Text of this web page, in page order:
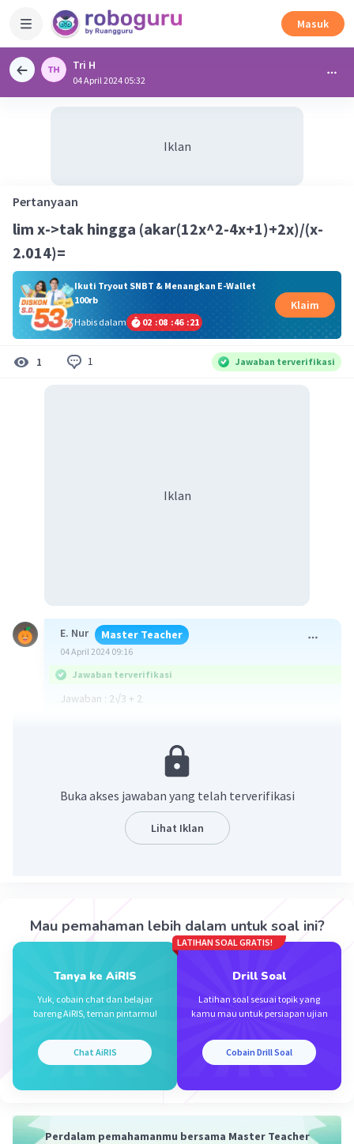
Masuk
Tri H
04 April 2024 05:32
Iklan
Pertanyaan
lim x->tak hingga (akar(12x^2-4x+1)+2x)/(x-
2.014)=
Ikuti Tryout SNBT & Menangkan E-Wallet
100rb
Habis dalam
02 :08 :46 :21
Klaim
1 1 Jawaban terverifikasi
Iklan
E. Nur Master Teacher
04 April 2024 09:16
Jawaban terverifikasi
Jawaban : 2√3 + 2
Buka akses jawaban yang telah terverifikasi
Lihat Iklan
Mau pemahaman lebih dalam untuk soal ini?
Tanya ke AiRIS
Yuk, cobain chat dan belajar
bareng AiRIS, teman pintarmu!
Chat AiRIS
LATIHAN SOAL GRATIS!
Drill Soal
Latihan soal sesuai topik yang
kamu mau untuk persiapan ujian
Cobain Drill Soal
Perdalam pemahamanmu bersama Master Teacher